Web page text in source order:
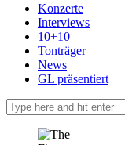
Konzerte
Interviews
10+10
Tonträger
News
GL präsentiert